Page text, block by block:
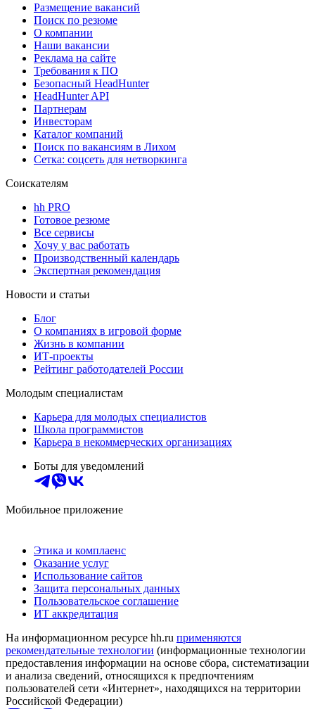
Размещение вакансий
Поиск по резюме
О компании
Наши вакансии
Реклама на сайте
Требования к ПО
Безопасный HeadHunter
HeadHunter API
Партнерам
Инвесторам
Каталог компаний
Поиск по вакансиям в Лихом
Сетка: соцсеть для нетворкинга
Соискателям
hh PRO
Готовое резюме
Все сервисы
Хочу у вас работать
Производственный календарь
Экспертная рекомендация
Новости и статьи
Блог
О компаниях в игровой форме
Жизнь в компании
ИТ-проекты
Рейтинг работодателей России
Молодым специалистам
Карьера для молодых специалистов
Школа программистов
Карьера в некоммерческих организациях
Боты для уведомлений
Мобильное приложение
Этика и комплаенс
Оказание услуг
Использование сайтов
Защита персональных данных
Пользовательское соглашение
ИТ аккредитация
На информационном ресурсе hh.ru применяются
рекомендательные технологии (информационные технологии
предоставления информации на основе сбора, систематизации
и анализа сведений, относящихся к предпочтениям
пользователей сети «Интернет», находящихся на территории
Российской Федерации)